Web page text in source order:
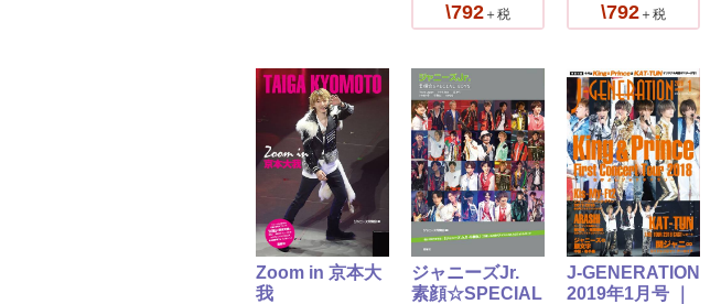
\792 ＋税 \792 ＋税
Zoom in 京本大
我
ジャニーズJr.
素顔☆SPECIAL
J-GENERATION
2019年1月号 ｜